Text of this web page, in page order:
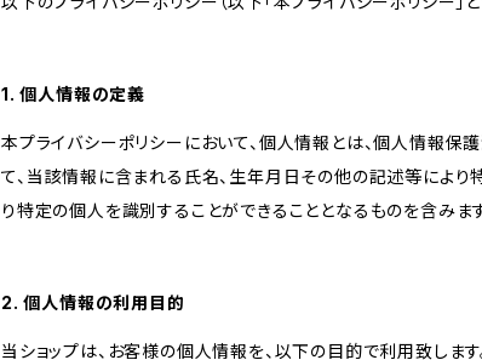
1. 個人情報の定義
本プライバシーポリシーにおいて、個人情報とは、個人情報
て、当該情報に含まれる氏名、生年月日その他の記述等により
り特定の個人を識別することができることとなるものを含みま
2. 個人情報の利用目的
当ショップは、お客様の個人情報を、以下の目的で利用致します